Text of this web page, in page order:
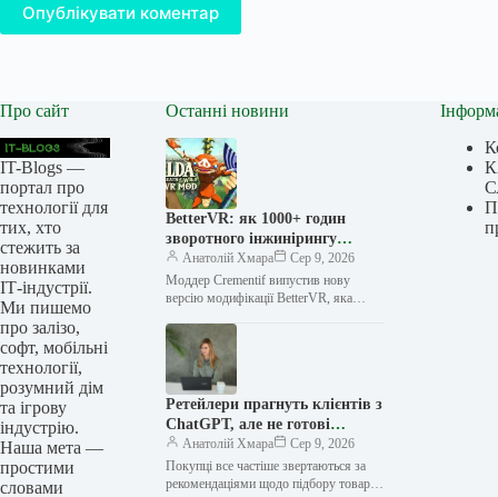
Опублікувати коментар
Про сайт
IT-Blogs —
портал про
технології для
тих, хто
стежить за
новинками
ІТ-індустрії.
Ми пишемо
про залізо,
софт, мобільні
технології,
розумний дім
та ігрову
індустрію.
Наша мета —
простими
словами
Останні новини
BetterVR: як 1000+ годин
зворотного інжинірингу
двигуна Zelda перетворили
Breath of the Wild на
повноцінне VR
Анатолій Хмара
Сер 9, 2026
Моддер Crementif випустив нову
версію модифікації BetterVR, яка
Legend of Zelda: Breath of the Wild…
Ретейлери прагнуть клієнтів з
ChatGPT, але не готові
ділитися з OpenAI своїми
даними
Анатолій Хмара
Сер 9, 2026
Покупці все частіше звертаються за
рекомендаціями щодо підбору товарів